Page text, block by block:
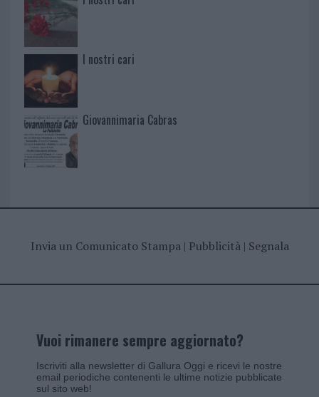
I nostri cari
Giovannimaria Cabras
Invia un Comunicato Stampa| Pubblicità| Segnala
Vuoi rimanere sempre aggiornato?
Iscriviti alla newsletter di Gallura Oggi e ricevi le nostre
email periodiche contenenti le ultime notizie pubblicate
sul sito web!